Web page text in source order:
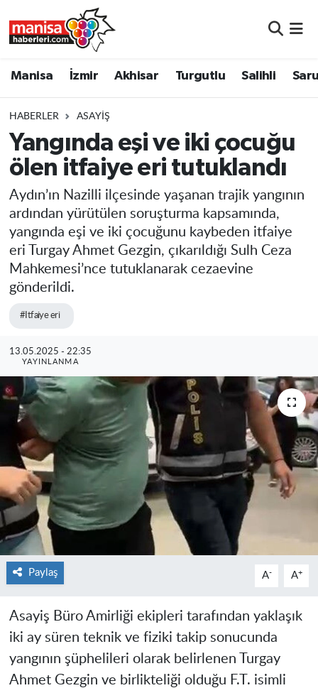
Manisa İzmir Akhisar Turgutlu Salihli
HABERLER ASAYIŞ
Yangında eşi ve iki çocuğu
ölen itfaiye eri tutuklandı
Aydın’ın Nazilli ilçesinde yaşanan trajik yangının
ardından yürütülen soruşturma kapsamında,
yangında eşi ve iki çocuğunu kaybeden itfaiye
eri Turgay Ahmet Gezgin, çıkarıldığı Sulh Ceza
Mahkemesi’nce tutuklanarak cezaevine
gönderildi.
#Itfaiye eri
13.05.2025 - 22:35
YAYINLANMA
Paylaş A- A+
Asayiş Büro Amirliği ekipleri tarafından yaklaşık
iki ay süren teknik ve fiziki takip sonucunda
yangının şüphelileri olarak belirlenen Turgay
Ahmet Gezgin ve birlikteliği olduğu F.T. isimli
Turgutlu
Salihli
Saruhanlı
Soma
Manisa Nöbetçi Eczaneler
Manisa Trafik Yoğunluk Haritası
Süper Lig Puan Durumu ve Fikstür
Tüm Manşetler
Son Dakika Haberleri